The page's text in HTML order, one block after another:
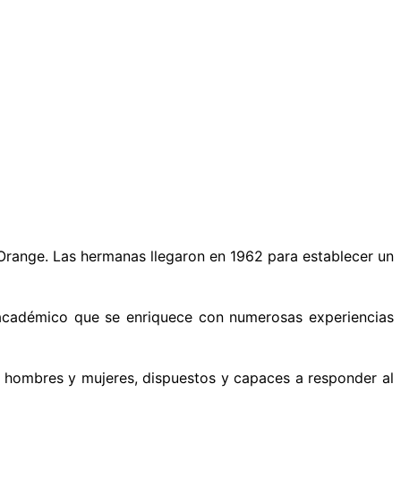
Las hermanas llegaron en 1962 para establecer un
que se enriquece con numerosas experiencias
hombres y mujeres, dispuestos y capaces a responder al